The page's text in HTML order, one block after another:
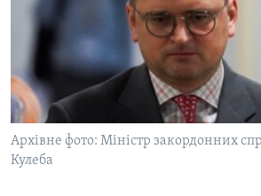
СУСПІЛЬСТВО
ЕКОНОМІКА
ІСТОРІЇ УСПІХУ УКРАЇНЦІВ
ТЕЛЕПРОГРАМИ
ЧАС-TIME
БРИФІНГ ГОЛОСУ АМЕРИКИ
СТУДІЯ ВАШИНГТОН
ВІКНО В АМЕРИКУ
ENGLISH
Learning English
МИ В СОЦМЕРЕЖАХ
Архівне фото: Міністр закордонних
Кулеба